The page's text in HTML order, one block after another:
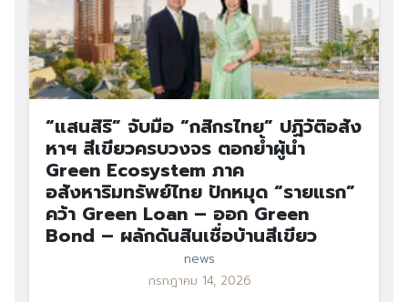
“แสนสิริ” จับมือ “กสิกรไทย” ปฏิวัติอสัง
หาฯ สีเขียวครบวงจร ตอกย้ำผู้นำ
Green Ecosystem ภาค
อสังหาริมทรัพย์ไทย ปักหมุด “รายแรก”
คว้า Green Loan – ออก Green
Bond – ผลักดันสินเชื่อบ้านสีเขียว
news
กรกฎาคม 14, 2026